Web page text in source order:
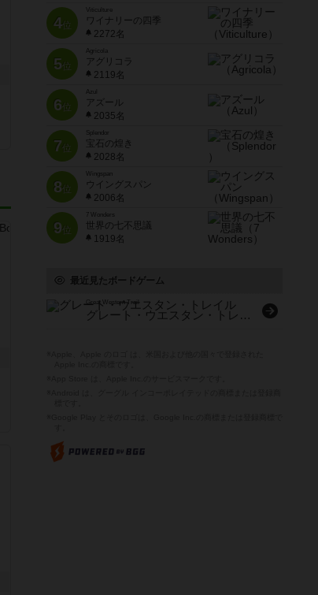
4位
Viticulture
ワイナリーの四季
2272名
5位
Agricola
アグリコラ
2119名
6位
Azul
アズール
2035名
7位
宝石の煌き
2028名
8位
Wingspan
ウイングスパン
2006名
9位
7 Wonders
世界の七不思議
1919名
最近見たボードゲーム
Great Western Trail
グレート・ウエスタン・トレイル